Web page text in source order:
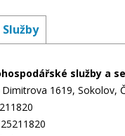
Služby
služby a
Dimitrova 1619, Sokolov,